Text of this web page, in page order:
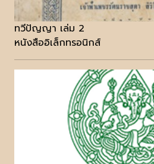
ทวีปัญญา เล่ม 2
หนังสืออิเล็กทรอนิกส์